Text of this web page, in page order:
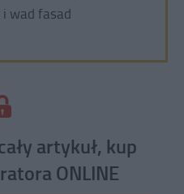
wad fasad
artykuł, kup
ONLINE